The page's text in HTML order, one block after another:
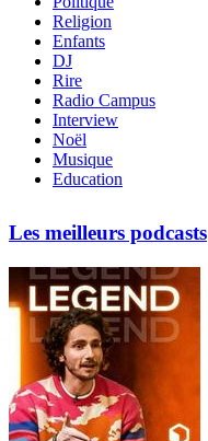
Religion
Enfants
DJ
Rire
Radio Campus
Interview
Noël
Musique
Education
Les meilleurs podcasts